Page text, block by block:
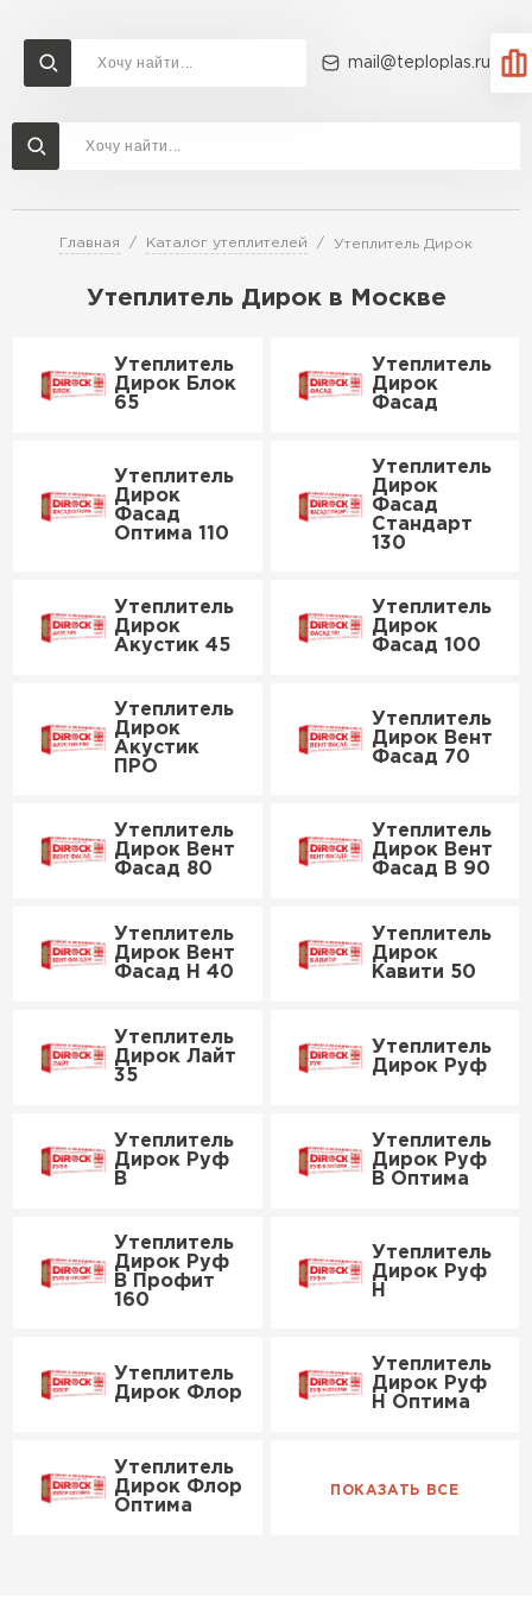
mail@teploplas.ru
Главная Каталог утеплителей Утеплитель Дирок
Утеплитель Дирок в Москве
Утеплитель
Дирок Блок
65
Утеплитель
Дирок
Фасад
Утеплитель
Дирок
Фасад
Оптима 110
Утеплитель
Дирок
Фасад
Стандарт
130
Утеплитель
Дирок
Акустик 45
Утеплитель
Дирок
Фасад 100
Утеплитель
Дирок
Акустик
ПРО
Утеплитель
Дирок Вент
Фасад 70
Утеплитель
Дирок Вент
Фасад 80
Утеплитель
Дирок Вент
Фасад В 90
Утеплитель
Дирок Вент
Фасад Н 40
Утеплитель
Дирок
Кавити 50
Утеплитель
Дирок Лайт
35
Утеплитель
Дирок Руф
Утеплитель
Дирок Руф
В
Утеплитель
Дирок Руф
В Оптима
Утеплитель
Дирок Руф
В Профит
160
Утеплитель
Дирок Руф
Н
Утеплитель
Дирок Флор
Утеплитель
Дирок Руф
Н Оптима
Утеплитель
Дирок Флор
Оптима
Доставка и оплата
Утеплитель Ветонит
Утеплитель MasterPLEX
ПЕРЕЙТИ
ПЕРЕЙТИ
Утеплитель Тизол
Утеплитель Изотек
ПЕРЕЙТИ
ПЕРЕЙТИ
Утеплитель Xotpipe
Утеплитель Технониколь
Утеплитель Rockwool
Утеплитель Knauf
Утеплитель Isover
Утеплитель Урса
Утеплитель Isoroc
Утеплитель Paroc
Утеплитель Hotrock
Утеплитель Изомин
Утеплитель Юматекс
Утеплитель Эковер
Утеплитель Дирок
Утеплитель Белтеп